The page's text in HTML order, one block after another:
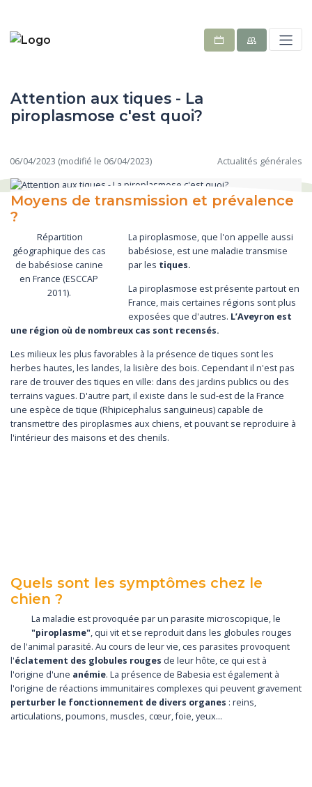
Attention aux tiques - La
piroplasmose c'est quoi?
06/04/2023 (modifié le 06/04/2023) Actualités générales
Moyens de transmission et prévalence
?
Répartition
géographique des cas
de babésiose canine
en France (ESCCAP
2011).
La piroplasmose, que l'on appelle aussi
babésiose, est une maladie transmise
par les tiques.
La piroplasmose est présente partout en
France, mais certaines régions sont plus
exposées que d'autres. L’Aveyron est
une région où de nombreux cas sont recensés.
Les milieux les plus favorables à la présence de tiques sont les
herbes hautes, les landes, la lisière des bois. Cependant il n'est pas
rare de trouver des tiques en ville: dans des jardins publics ou des
terrains vagues. D'autre part, il existe dans le sud-est de la France
une espèce de tique (Rhipicephalus sanguineus) capable de
transmettre des piroplasmes aux chiens, et pouvant se reproduire à
l'intérieur des maisons et des chenils.
Quels sont les symptômes chez le
chien ?
La maladie est provoquée par un parasite microscopique, le
"piroplasme", qui vit et se reproduit dans les globules rouges
de l'animal parasité. Au cours de leur vie, ces parasites provoquent
l'éclatement des globules rouges de leur hôte, ce qui est à
l'origine d'une anémie. La présence de Babesia est également à
l'origine de réactions immunitaires complexes qui peuvent gravement
perturber le fonctionnement de divers organes : reins,
articulations, poumons, muscles, cœur, foie, yeux…